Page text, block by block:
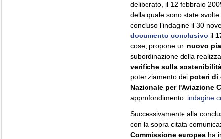
deliberato, il 12 febbraio
della quale sono state
concluso l’indagine il 30
documento conclusivo il
cose, propone un nuovo
subordinazione della
verifiche sulla
potenziamento dei poteri di
Nazionale per l'Aviazione
approfondimento: indagine
Successivamente alla
con la sopra citata
Commissione europea ha